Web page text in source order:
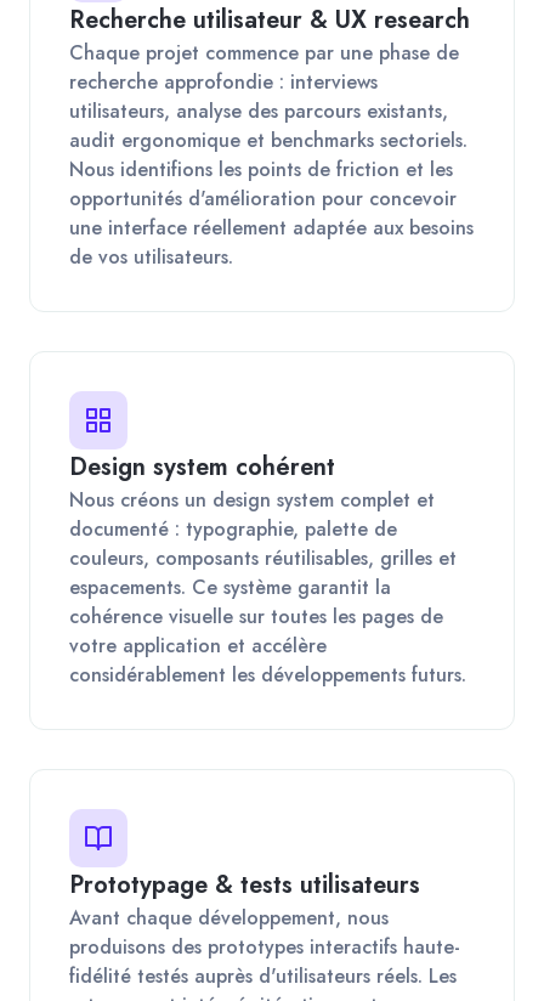
Recherche utilisateur & UX research
Chaque projet commence par une phase de
recherche approfondie : interviews
utilisateurs, analyse des parcours existants,
audit ergonomique et benchmarks sectoriels.
Nous identifions les points de friction et les
opportunités d'amélioration pour concevoir
une interface réellement adaptée aux besoins
de vos utilisateurs.
Design system cohérent
Nous créons un design system complet et
documenté : typographie, palette de
couleurs, composants réutilisables, grilles et
espacements. Ce système garantit la
cohérence visuelle sur toutes les pages de
votre application et accélère
considérablement les développements futurs.
Prototypage & tests utilisateurs
Avant chaque développement, nous
produisons des prototypes interactifs haute-
fidélité testés auprès d'utilisateurs réels. Les